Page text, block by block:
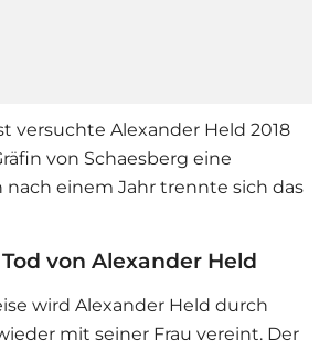
versuchte Alexander Held 2018
von Schaesberg eine
nach einem Jahr trennte sich das
von Alexander Held
wird Alexander Held durch
mit seiner Frau vereint. Der